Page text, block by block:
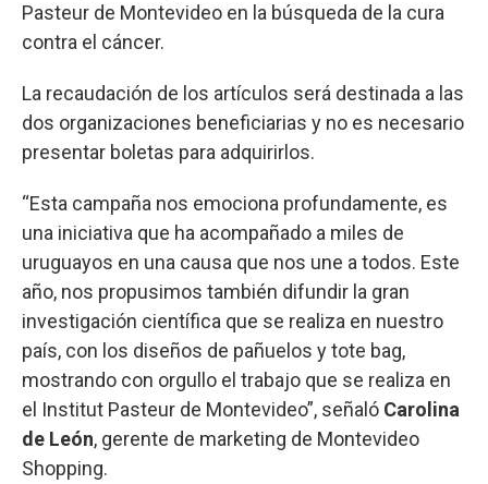
Pasteur de Montevideo en la búsqueda de la cura
contra el cáncer.
La recaudación de los artículos será destinada a las
dos organizaciones beneficiarias y no es necesario
presentar boletas para adquirirlos.
“Esta campaña nos emociona profundamente, es
una iniciativa que ha acompañado a miles de
uruguayos en una causa que nos une a todos. Este
año, nos propusimos también difundir la gran
investigación científica que se realiza en nuestro
país, con los diseños de pañuelos y tote bag,
mostrando con orgullo el trabajo que se realiza en
el Institut Pasteur de Montevideo”, señaló Carolina
de León, gerente de marketing de Montevideo
Shopping.